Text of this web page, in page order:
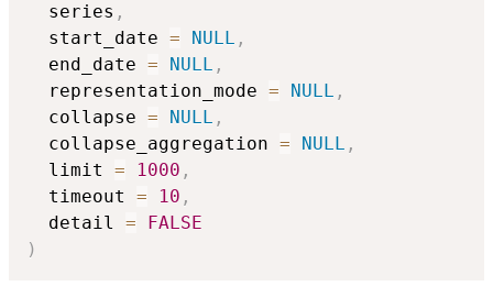
  series
,
  start_date
= NULL ,
  end_date
= NULL ,
  representation_mode
= NULL ,
  collapse
= NULL ,
  collapse_aggregation
= NULL ,
  limit
= 1000 ,
  timeout
= 10 ,
  detail
=
FALSE
)